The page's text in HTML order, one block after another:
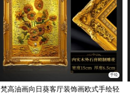
手绘
梵高油画向日葵客厅装饰画欧式手绘轻